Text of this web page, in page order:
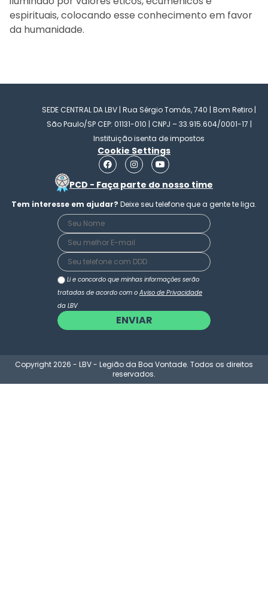
espirituais, colocando esse conhecimento em favor
da humanidade.
SEDE CENTRAL DA LBV | Rua Sérgio Tomás, 740 | Bom Retiro |
São Paulo/SP CEP: 01131-010 | CNPJ – 33.915.604/0001-17 |
Instituição isenta de impostos
Cookie Settings
F
a
e
o
o
I
n
s
t
g
r
m
Y
o
t
b
e
PCD - Faça parte do nosso time
Tem interesse em ajudar? Deixe seu telefone que a gente te liga.
Li e concordo que minhas informações serão
tratadas de acordo com o Aviso de Privacidade
da LBV
ENVIAR
Copyright 2026 - LBV - Legião da Boa Vontade. Todos os direitos
reservados.